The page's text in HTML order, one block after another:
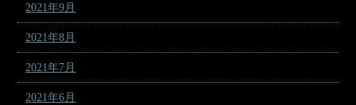
2021年9月
2021年8月
2021年7月
2021年6月